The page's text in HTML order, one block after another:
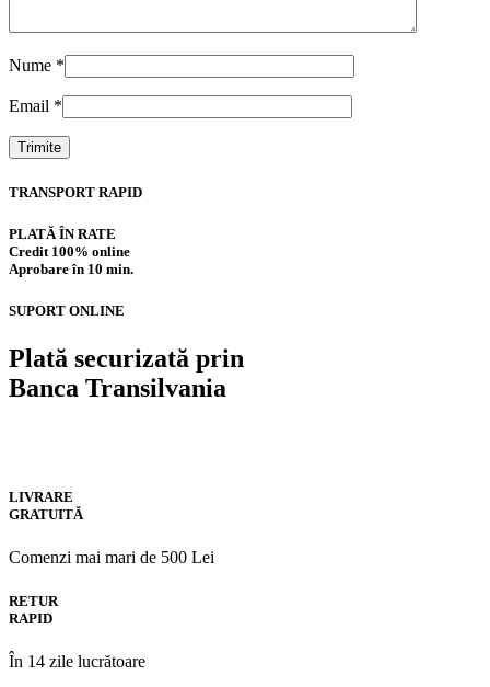
Nume *
Email *
TRANSPORT RAPID
PLATĂ ÎN RATE
Credit 100% online
Aprobare în 10 min.
SUPORT ONLINE
Plată securizată prin
Banca Transilvania
LIVRARE
GRATUITĂ
Comenzi mai mari de 500 Lei
RETUR
RAPID
În 14 zile lucrătoare